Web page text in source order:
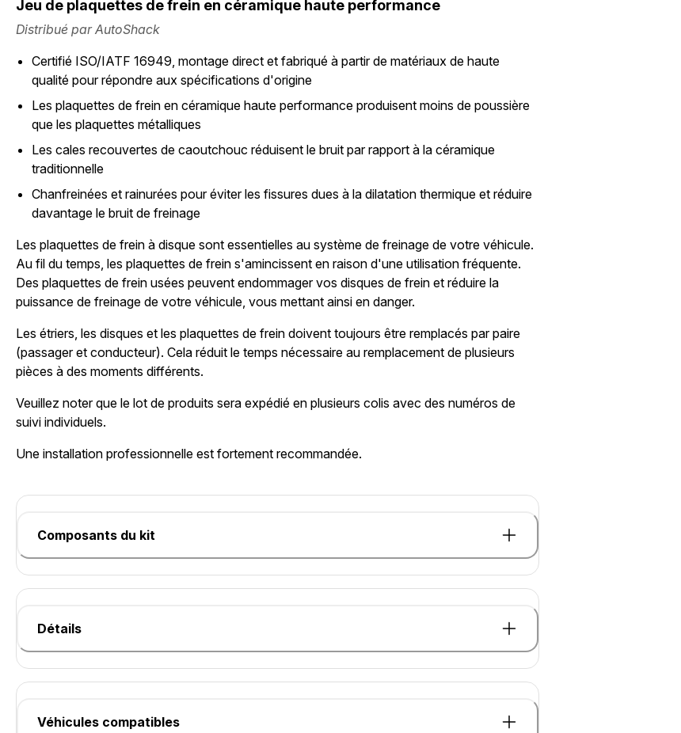
Jeu de plaquettes de frein en céramique haute performance
Distribué par AutoShack
Certifié ISO/IATF 16949, montage direct et fabriqué à partir de matériaux de haute
qualité pour répondre aux spécifications d'origine
Les plaquettes de frein en céramique haute performance produisent moins de poussière
que les plaquettes métalliques
Les cales recouvertes de caoutchouc réduisent le bruit par rapport à la céramique
traditionnelle
Chanfreinées et rainurées pour éviter les fissures dues à la dilatation thermique et réduire
davantage le bruit de freinage
Les plaquettes de frein à disque sont essentielles au système de freinage de votre véhicule.
Au fil du temps, les plaquettes de frein s'amincissent en raison d'une utilisation fréquente.
Des plaquettes de frein usées peuvent endommager vos disques de frein et réduire la
puissance de freinage de votre véhicule, vous mettant ainsi en danger.
Les étriers, les disques et les plaquettes de frein doivent toujours être remplacés par paire
(passager et conducteur). Cela réduit le temps nécessaire au remplacement de plusieurs
pièces à des moments différents.
Veuillez noter que le lot de produits sera expédié en plusieurs colis avec des numéros de
suivi individuels.
Une installation professionnelle est fortement recommandée.
Composants du kit
Détails
Véhicules compatibles